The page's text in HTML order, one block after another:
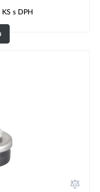
s DPH